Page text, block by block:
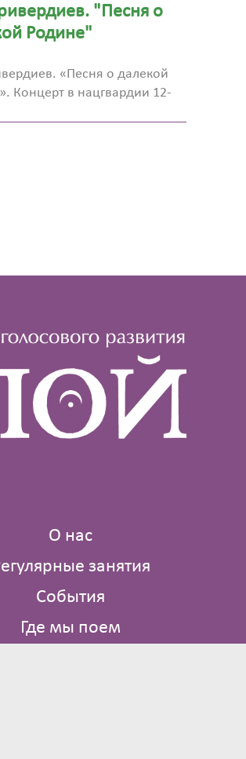
"Песня о
Родине"
«Песня о далекой
Концерт в нацгвардии 12-
О нас
занятия
События
Где мы поем